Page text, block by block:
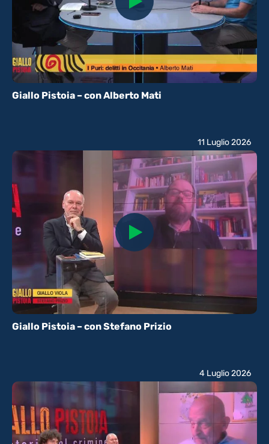
Giallo Pistoia – con Alberto Mati
Giallo Pistoia – con Stefano Prizio
11 Luglio 2026
4 Luglio 2026